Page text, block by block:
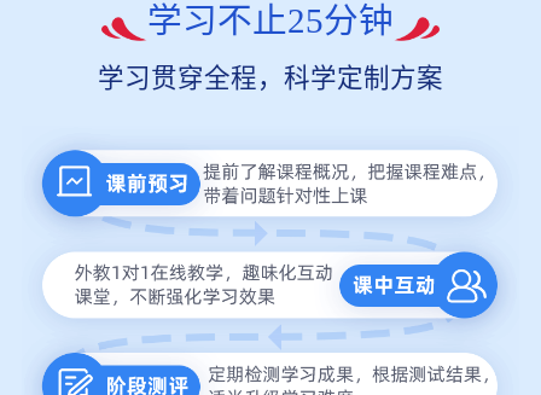
学习不止25分钟
学习贯穿全程，科学定制方案